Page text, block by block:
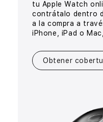
tu Apple Watch
contrátalo dentro
a la compraa
iPhone, iPad o
Obtener